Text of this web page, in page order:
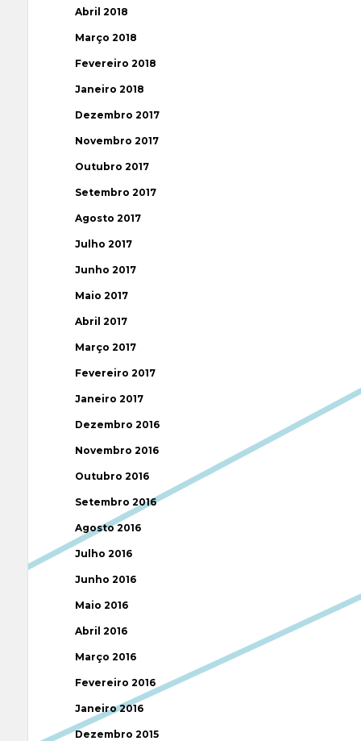
Abril 2018
Março 2018
Fevereiro 2018
Janeiro 2018
Dezembro 2017
Novembro 2017
Outubro 2017
Setembro 2017
Agosto 2017
Julho 2017
Junho 2017
Maio 2017
Abril 2017
Março 2017
Fevereiro 2017
Janeiro 2017
Dezembro 2016
Novembro 2016
Outubro 2016
Setembro 2016
Agosto 2016
Julho 2016
Junho 2016
Maio 2016
Abril 2016
Março 2016
Fevereiro 2016
Janeiro 2016
Dezembro 2015